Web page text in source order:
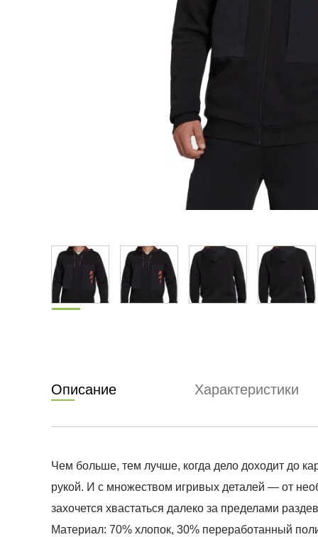
Описание Характеристики
Чем больше, тем лучше, когда дело доходит до
рукой. И с множеством игривых деталей — от
захочется хвастаться далеко за пределами
Материал: 70% хлопок, 30% переработанный